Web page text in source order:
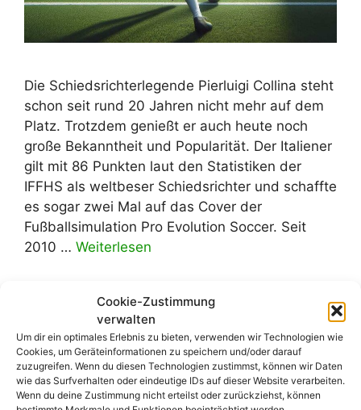
Cookie-Zustimmung
verwalten
Um dir ein optimales Erlebnis zu bieten, verwenden wir Technologien wie
Cookies, um Geräteinformationen zu speichern und/oder darauf
zuzugreifen. Wenn du diesen Technologien zustimmst, können wir Daten
wie das Surfverhalten oder eindeutige IDs auf dieser Website verarbeiten.
Wenn du deine Zustimmung nicht erteilst oder zurückziehst, können
Die Schiedsrichterlegende Pierluigi Collina steht
schon seit rund 20 Jahren nicht mehr auf dem
Platz. Trotzdem genießt er auch heute noch
große Bekanntheit und Popularität. Der Italiener
gilt mit 86 Punkten laut den Statistiken der
IFFHS als weltbeser Schiedsrichter und schaffte
es sogar zwei Mal auf das Cover der
Fußballsimulation Pro Evolution Soccer. Seit
2010 … Weiterlesen
Kategorien
Allgemein,Blog
Schlagwörter
,Elfmeter,
Regeländerung,Schiedsrichter,Strafstoß
1 Kommentar